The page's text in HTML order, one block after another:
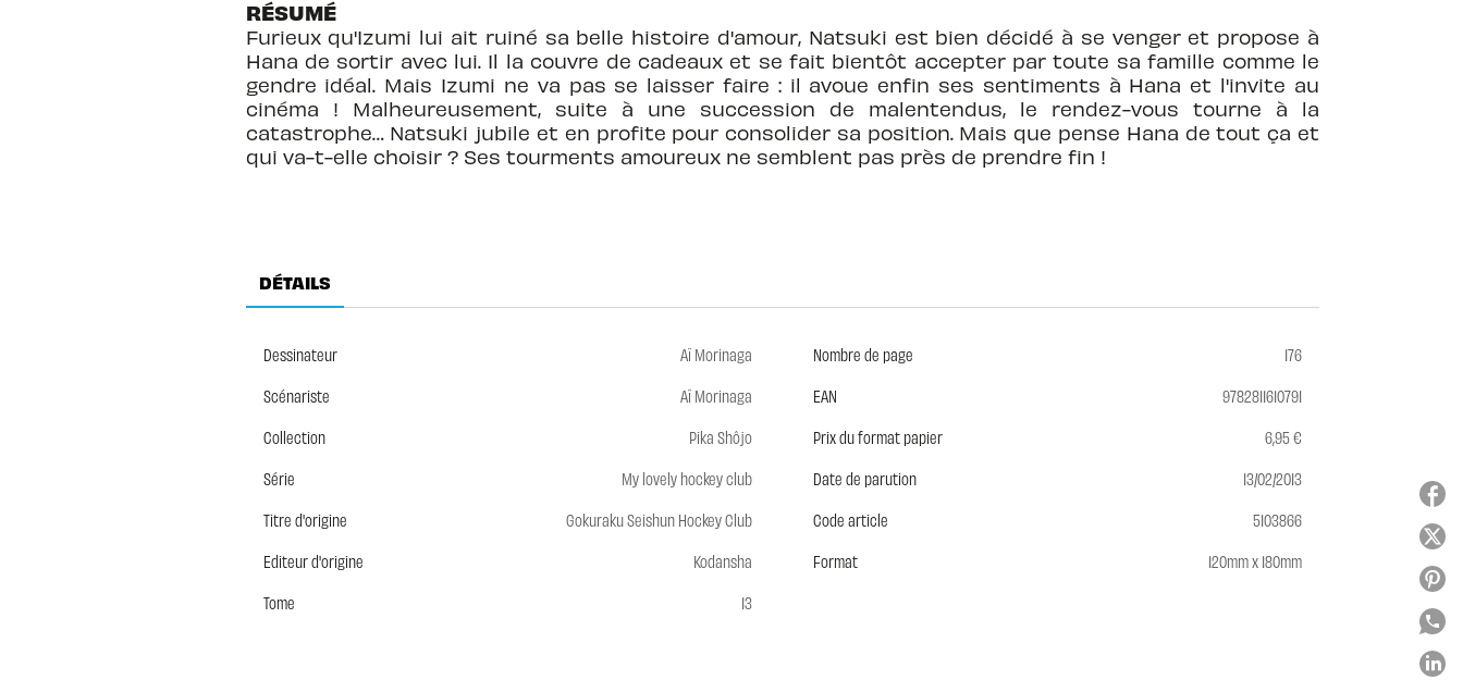
RÉSUMÉ
Furieux qu'Izumi lui ait ruiné sa belle histoire d'amour, Natsuki est bien décidé à se venger et propose à
Hana de sortir avec lui. Il la couvre de cadeaux et se fait bientôt accepter par toute sa famille comme le
gendre idéal. Mais Izumi ne va pas se laisser faire : il avoue enfin ses sentiments à Hana et l'invite au
cinéma ! Malheureusement, suite à une succession de malentendus, le rendez-vous tourne à la
catastrophe… Natsuki jubile et en profite pour consolider sa position. Mais que pense Hana de tout ça et
qui va-t-elle choisir ? Ses tourments amoureux ne semblent pas près de prendre fin !
DÉTAILS
Dessinateur
Aï Morinaga
Scénariste
Aï Morinaga
Collection
Pika Shôjo
Série
My lovely hockey club
Titre d'origine
Gokuraku Seishun Hockey Club
Editeur d'origine
Kodansha
Tome
13
Nombre de page
176
EAN
9782811610791
Prix du format papier
6,95 €
Date de parution
13/02/2013
Code article
5103866
Format
120mm x 180mm